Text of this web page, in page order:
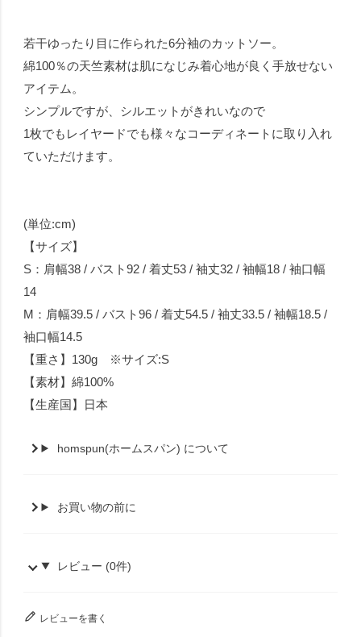
若干ゆったり目に作られた6分袖のカットソー。
綿100％の天竺素材は肌になじみ着心地が良く手放せない
アイテム。
シンプルですが、シルエットがきれいなので
1枚でもレイヤードでも様々なコーディネートに取り入れ
ていただけます。
(単位:cm)
【サイズ】
S：肩幅38 / バスト92 / 着丈53 / 袖丈32 / 袖幅18 / 袖口幅
14
M：肩幅39.5 / バスト96 / 着丈54.5 / 袖丈33.5 / 袖幅18.5 /
袖口幅14.5
【重さ】130g ※サイズ:S
【素材】綿100%
【生産国】日本
homspun(ホームスパン) について
お買い物の前に
レビュー (0件)
レビューを書く